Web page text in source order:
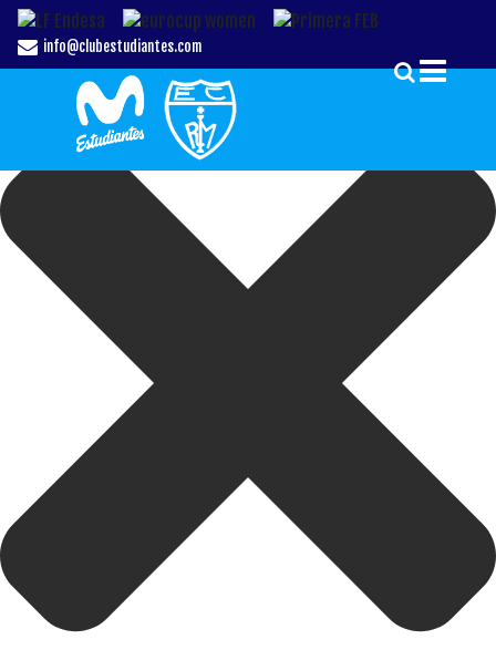
Gestionar el Consentimiento de las Cookies
info@clubestudiantes.com